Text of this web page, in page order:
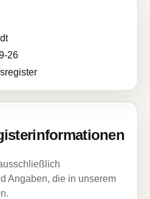
26
Angaben, die in unserem